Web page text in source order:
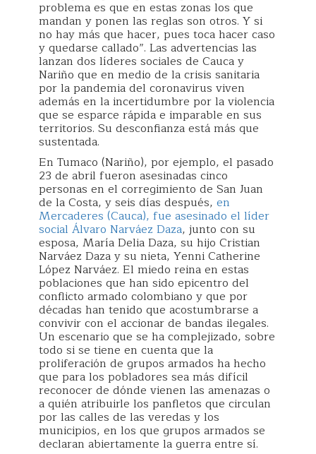
problema es que en estas zonas los que
mandan y ponen las reglas son otros. Y si
no hay más que hacer, pues toca hacer caso
y quedarse callado”. Las advertencias las
lanzan dos líderes sociales de Cauca y
Nariño que en medio de la crisis sanitaria
por la pandemia del coronavirus viven
además en la incertidumbre por la violencia
que se esparce rápida e imparable en sus
territorios. Su desconfianza está más que
sustentada.
En Tumaco (Nariño), por ejemplo, el pasado
23 de abril fueron asesinadas cinco
personas en el corregimiento de San Juan
de la Costa, y seis días después, en
Mercaderes (Cauca), fue asesinado el líder
social Álvaro Narváez Daza, junto con su
esposa, María Delia Daza, su hijo Cristian
Narváez Daza y su nieta, Yenni Catherine
López Narváez. El miedo reina en estas
poblaciones que han sido epicentro del
conflicto armado colombiano y que por
décadas han tenido que acostumbrarse a
convivir con el accionar de bandas ilegales.
Un escenario que se ha complejizado, sobre
todo si se tiene en cuenta que la
proliferación de grupos armados ha hecho
que para los pobladores sea más difícil
reconocer de dónde vienen las amenazas o
a quién atribuirle los panfletos que circulan
por las calles de las veredas y los
municipios, en los que grupos armados se
declaran abiertamente la guerra entre sí.